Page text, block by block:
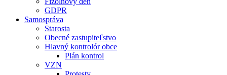
GDPR
Samospráva
Starosta
Obecné zastupiteľstvo
Hlavný kontrolór obce
Plán kontrol
VZN